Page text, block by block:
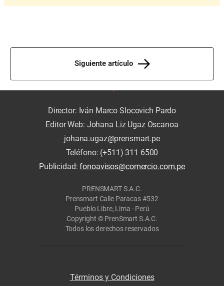
Siguiente artículo
Director: Iván Marco Slocovich Pardo
Editor Web: Johana Liz Ugaz Oscanoa
johana.ugaz@prensmart.pe
Teléfono: (+511) 311 6500
Publicidad:fonoavisos@comercio.com.pe
PRENSMART S.A.C.
Prensmart Calle Paracas #532
Pueblo Libre, Lima - Perú
Copyright © PrenSmart S.A.C.
Todos los derechos reservados
Términos y Condiciones